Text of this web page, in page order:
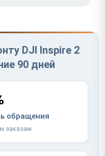
DJI Inspire 2
90 дней
обращения
заказам